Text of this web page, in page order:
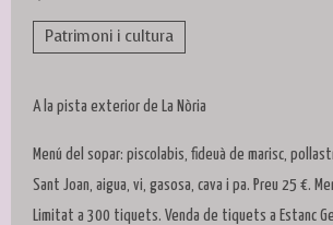
Patrimoni i cultura
A la pista exterior de La Nòria
Menú del sopar: piscolabis, fideuà de marisc,
Sant Joan, aigua, vi, gasosa, cava i pa. Preu 25 €.
Limitat a 300 tiquets. Venda de tiquets a Estanc